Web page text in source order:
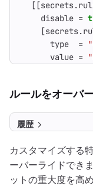
[[secrets.
disable =
[secrets.
type
=
value =
ルールをオーバ
履歴
カスタマイズする
ーバーライドでき
ットの重大度を高